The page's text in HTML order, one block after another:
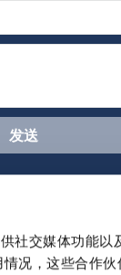
社交媒体功能以
况，这些合作
Cookie设置